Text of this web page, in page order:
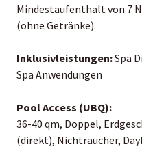
Mindestaufenthalt von 7
(ohne Getränke).
Inklusivleistungen:Spa
Spa Anwendungen
Pool Access (UBQ):
36-40 qm, Doppel,
(direkt), Nichtraucher,